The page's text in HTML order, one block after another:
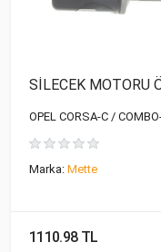
SİLECEK MOTORU
OPEL CORSA-C /
Marka: Mette
1110.98 TL